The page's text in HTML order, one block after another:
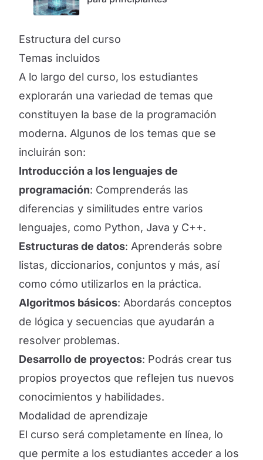
Estructura del curso
Temas incluidos
A lo largo del curso, los estudiantes
explorarán una variedad de temas que
constituyen la base de la programación
moderna. Algunos de los temas que se
incluirán son:
Introducción a los lenguajes de
programación: Comprenderás las
diferencias y similitudes entre varios
lenguajes, como Python, Java y C++.
Estructuras de datos: Aprenderás sobre
listas, diccionarios, conjuntos y más, así
como cómo utilizarlos en la práctica.
Algoritmos básicos: Abordarás conceptos
de lógica y secuencias que ayudarán a
resolver problemas.
Desarrollo de proyectos: Podrás crear tus
propios proyectos que reflejen tus nuevos
conocimientos y habilidades.
Modalidad de aprendizaje
El curso será completamente en línea, lo
que permite a los estudiantes acceder a los